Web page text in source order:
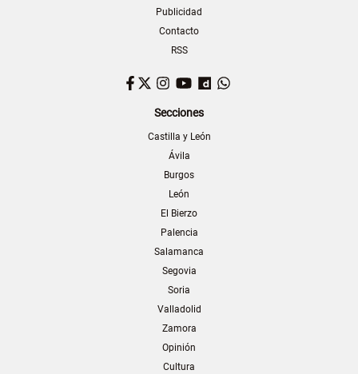
Publicidad
Contacto
RSS
Facebook
TwitterInstagram
YouTubeDailymotion
Secciones
Castilla y León
Ávila
Burgos
León
El Bierzo
Palencia
Salamanca
Segovia
Soria
Valladolid
Zamora
Opinión
Cultura